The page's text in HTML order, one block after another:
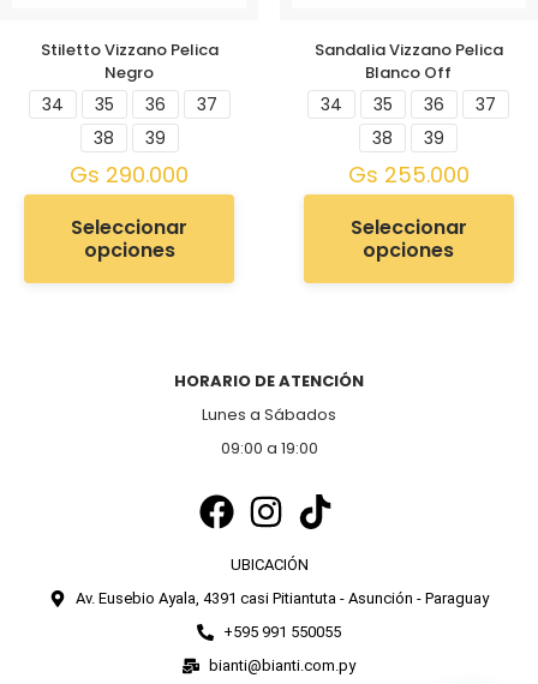
Stiletto Vizzano Pelica
Negro
34 35 36
37
38
39
Gs 290.000
Seleccionar
opciones
Sandalia Vizzano Pelica
Blanco Off
34 35 36
37
38
39
Gs 255.000
Seleccionar
opciones
HORARIO DE ATENCIÓN
Lunes a Sábados
09:00 a 19:00
UBICACIÓN
Av. Eusebio Ayala, 4391 casi Pitiantuta - Asunción - Paraguay
+595 991 550055
bianti@bianti.com.py